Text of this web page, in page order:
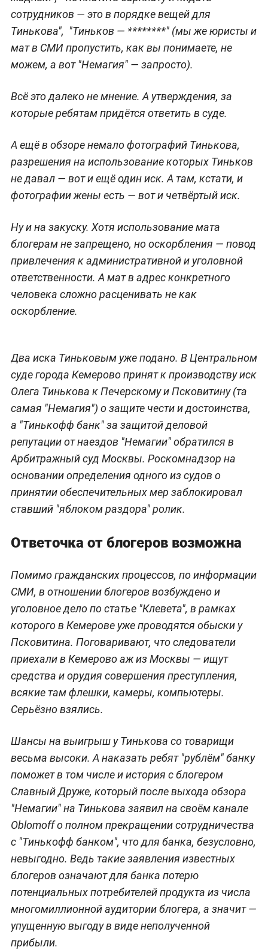
сотрудников — это в порядке вещей для
Тинькова", "Тиньков — ********" (мы же юристы и
мат в СМИ пропустить, как вы понимаете, не
можем, а вот "Немагия" — запросто).
Всё это далеко не мнение. А утверждения, за
которые ребятам придётся ответить в суде.
А ещё в обзоре немало фотографий Тинькова,
разрешения на использование которых Тиньков
не давал — вот и ещё один иск. А там, кстати, и
фотографии жены есть — вот и четвёртый иск.
Ну и на закуску. Хотя использование мата
блогерам не запрещено, но оскорбления — повод
привлечения к административной и уголовной
ответственности. А мат в адрес конкретного
человека сложно расценивать не как
оскорбление.
Два иска Тиньковым уже подано. В Центральном
суде города Кемерово принят к производству иск
Олега Тинькова к Печерскому и Псковитину (та
самая "Немагия") о защите чести и достоинства,
а "Тинькофф банк" за защитой деловой
репутации от наездов "Немагии" обратился в
Арбитражный суд Москвы. Роскомнадзор на
основании определения одного из судов о
принятии обеспечительных мер заблокировал
ставший "яблоком раздора" ролик.
Ответочка от блогеров возможна
Помимо гражданских процессов, по информации
СМИ, в отношении блогеров возбуждено и
уголовное дело по статье "Клевета", в рамках
которого в Кемерове уже проводятся обыски у
Псковитина. Поговаривают, что следователи
приехали в Кемерово аж из Москвы — ищут
средства и орудия совершения преступления,
всякие там флешки, камеры, компьютеры.
Серьёзно взялись.
Шансы на выигрыш у Тинькова со товарищи
весьма высоки. А наказать ребят "рублём" банку
поможет в том числе и история с блогером
Славный Друже, который после выхода обзора
"Немагии" на Тинькова заявил на своём канале
Oblomoff о полном прекращении сотрудничества
с "Тинькофф банком", что для банка, безусловно,
невыгодно. Ведь такие заявления известных
блогеров означают для банка потерю
потенциальных потребителей продукта из числа
многомиллионной аудитории блогера, а значит —
упущенную выгоду в виде неполученной
прибыли.